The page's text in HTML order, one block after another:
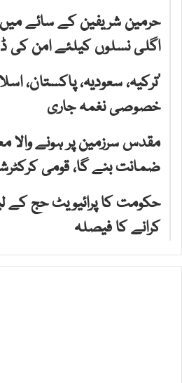
حرمین شریفین کے سائے میں
اگلی نسلوں کیلئے امن کی
‘ترکیہ، سعودیہ، پاکستان،
خصوصی نغمہ جاری
مقدس سرزمین پر ہونے والا
ضمانت بنے گا، قومی
حکومت کا پرائیویٹ حج کے
کرانے کا فیصلہ